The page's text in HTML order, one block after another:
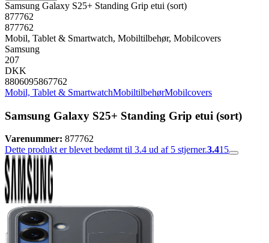
Samsung Galaxy S25+ Standing Grip etui (sort)
877762
877762
Mobil, Tablet & Smartwatch, Mobiltilbehør, Mobilcovers
Samsung
207
DKK
8806095867762
Mobil, Tablet & SmartwatchMobiltilbehørMobilcovers
Samsung Galaxy S25+ Standing Grip etui (sort)
Varenummer: 877762
Dette produkt er blevet bedømt til 3.4 ud af 5 stjerner.3.415